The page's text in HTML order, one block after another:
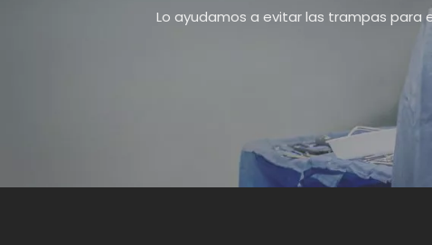
Lo ayudamos a evitar las trampas